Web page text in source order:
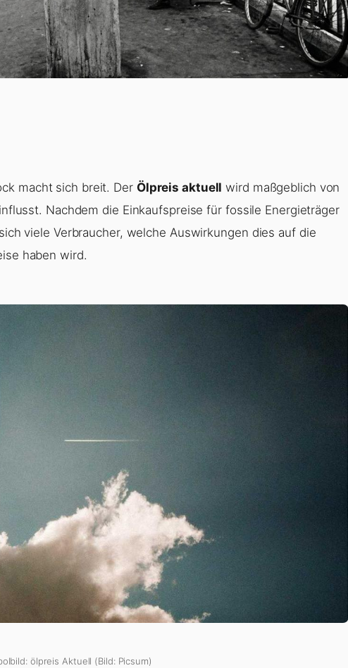
macht sich breit. Der Ölpreis aktuell wird maßgeblich von
Nachdem die Einkaufspreise für fossile Energieträger
viele Verbraucher, welche Auswirkungen dies auf die
haben wird.
ölpreis Aktuell (Bild: Picsum)